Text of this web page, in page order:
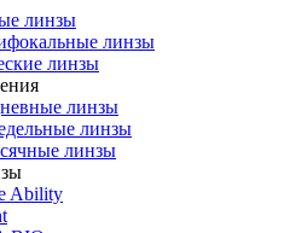
линзы
линзы
линзы
линзы
линзы
линзы
Ability